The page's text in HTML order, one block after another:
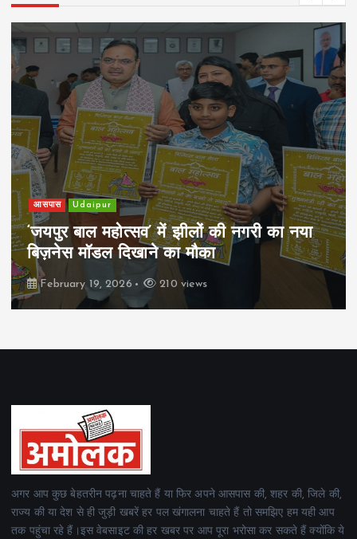
खेल Udaipur
पिम्स मेवाड़ कप 2026: क्रॉसवर्ड व आदित्यम
रियल स्टेट्स ने मुकाबले जीते
February 19, 2026 162 views
अगर आप कुछ बेहतरीन पढ़ना चाहते हैं या फिर अपने आसपास की, शहर की, जिले की,
राज्य की या देश से ही जुड़ी खबरें हर पल खंगालना चाहते हैं तो समझिए हम यही आप
तक पहुंचा रहे हैं।इस वेबसाइट की हर खबर पर आप पूरा भरोसा कर सकते हैं क्योंकि ये